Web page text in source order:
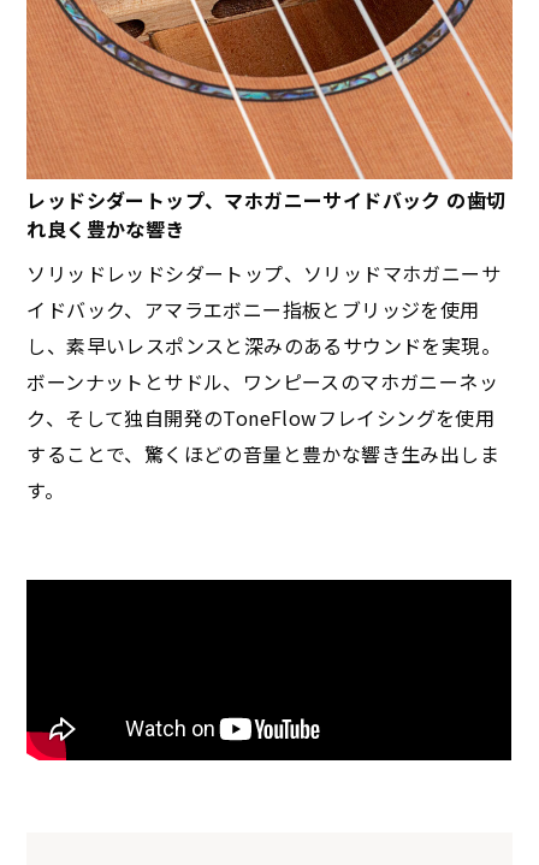
レッドシダートップ、マホガニーサイドバック の歯切
れ良く豊かな響き
ソリッドレッドシダートップ、ソリッドマホガニーサ
イドバック、アマラエボニー指板とブリッジを使用
し、素早いレスポンスと深みのあるサウンドを実現。
ボーンナットとサドル、ワンピースのマホガニーネッ
ク、そして独自開発のToneFlowフレイシングを使用
することで、驚くほどの音量と豊かな響き生み出しま
す。